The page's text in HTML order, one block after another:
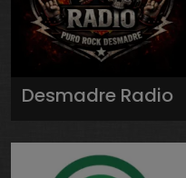
Desmadre Radio